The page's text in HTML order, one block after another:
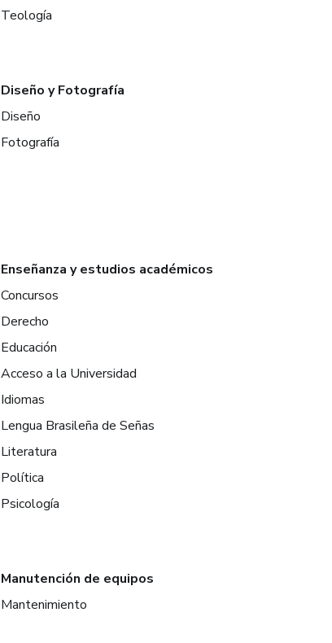
Teología
Diseño y Fotografía
Diseño
Fotografía
Enseñanza y estudios académicos
Concursos
Derecho
Educación
Acceso a la Universidad
Idiomas
Lengua Brasileña de Señas
Literatura
Política
Psicología
Manutención de equipos
Mantenimiento